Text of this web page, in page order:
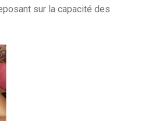
sur la capacité des